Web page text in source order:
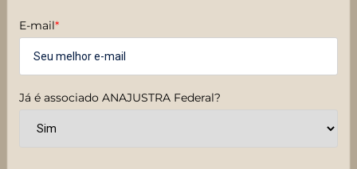
E-mail*
Já é associado ANAJUSTRA Federal?